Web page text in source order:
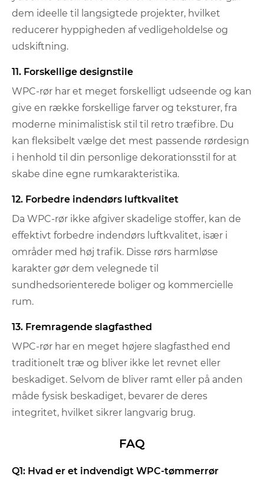
dem ideelle til langsigtede projekter, hvilket
reducerer hyppigheden af ​​vedligeholdelse og
udskiftning.
11. Forskellige designstile
WPC-rør har et meget forskelligt udseende og kan
give en række forskellige farver og teksturer, fra
moderne minimalistisk stil til retro træfibre. Du
kan fleksibelt vælge det mest passende rørdesign
i henhold til din personlige dekorationsstil for at
skabe dine egne rumkarakteristika.
12. Forbedre indendørs luftkvalitet
Da WPC-rør ikke afgiver skadelige stoffer, kan de
effektivt forbedre indendørs luftkvalitet, især i
områder med høj trafik. Disse rørs harmløse
karakter gør dem velegnede til
sundhedsorienterede boliger og kommercielle
rum.
13. Fremragende slagfasthed
WPC-rør har en meget højere slagfasthed end
traditionelt træ og bliver ikke let revnet eller
beskadiget. Selvom de bliver ramt eller på anden
måde fysisk beskadiget, bevarer de deres
integritet, hvilket sikrer langvarig brug.
FAQ
Q1: Hvad er et indvendigt WPC-tømmerrør